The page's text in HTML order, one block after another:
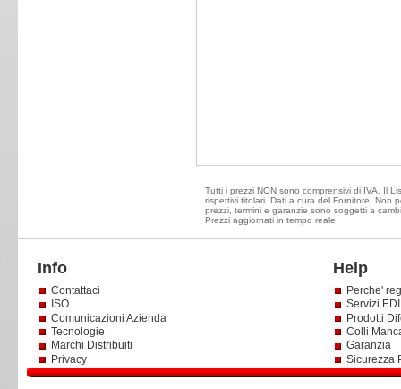
Tutti i prezzi NON sono comprensivi di IVA. Il
rispettivi titolari. Dati a cura del Fornitore. Non
prezzi, termini e garanzie sono soggetti a
Prezzi aggiornati in tempo reale.
Info Help
Contattaci
ISO
Comunicazioni Azienda
Tecnologie
Marchi Distribuiti
Privacy
Perche'
Servizi
Prodotti
Colli
Garanzia
Sicurezza